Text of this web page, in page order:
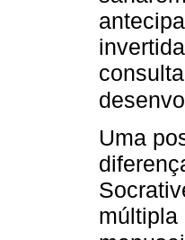
Uma
múltipla